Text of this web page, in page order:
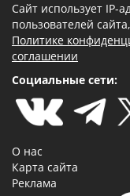
Сайт использует IP-
пользователей
Политике
соглашении
Социальные сети:
О нас
Карта сайта
Реклама